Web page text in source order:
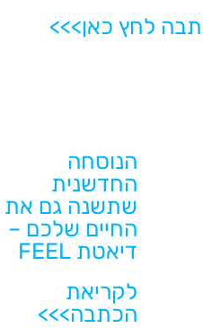
לחץ כאן>>>
הנוסחה
החדשנית
שתשנה גם את
החיים שלכם –
דיאטת FEEL
לקריאת
הכתבה>>>